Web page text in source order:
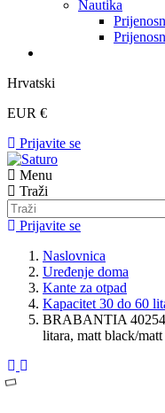
Nautika
Hrvatski
EUR €
Prijavite se
Menu
Traži
Prijavite se
Naslovnica
Uređenje doma
Kante za otpad
Kapacitet 30 do 60
BRABANTIA
litara, matt black/